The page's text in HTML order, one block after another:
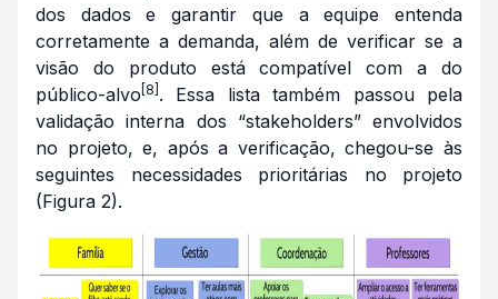
dos dados e garantir que a equipe entenda
corretamente a demanda, além de verificar se a
visão do produto está compatível com a do
público-alvo [8] . Essa lista também passou pela
validação interna dos “stakeholders” envolvidos
no projeto, e, após a verificação, chegou-se às
seguintes necessidades prioritárias no projeto
(Figura 2).